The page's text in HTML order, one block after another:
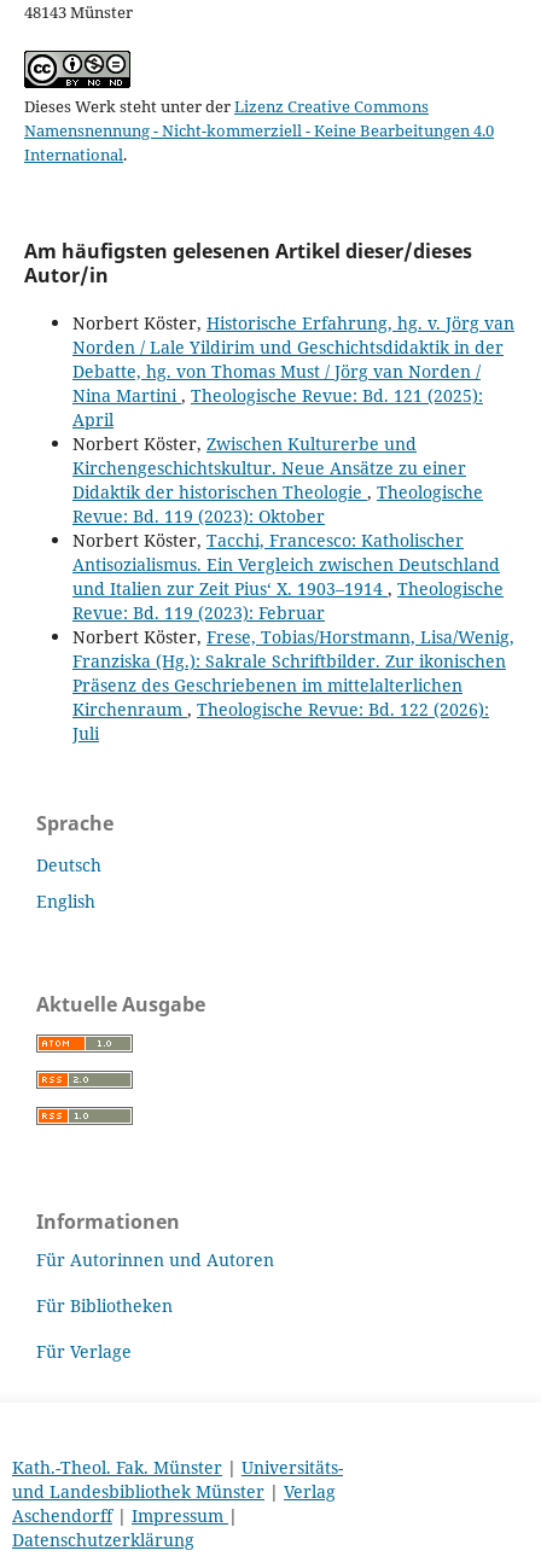
48143 Münster
Dieses Werk steht unter derLizenz Creative Commons
Namensnennung - Nicht-kommerziell - Keine Bearbeitungen 4.0
International.
Am häufigsten gelesenen Artikel dieser/dieses
Autor/in
Norbert Köster, Historische Erfahrung, hg. v. Jörg van
Norden / Lale Yildirim und Geschichtsdidaktik in der
Debatte, hg. von Thomas Must / Jörg van Norden /
Nina Martini, Theologische Revue: Bd. 121 (2025):
April
Norbert Köster, Zwischen Kulturerbe und
Kirchengeschichtskultur. Neue Ansätze zu einer
Didaktik der historischen Theologie , Theologische
Revue: Bd. 119 (2023): Oktober
Norbert Köster, Tacchi, Francesco: Katholischer
Antisozialismus. Ein Vergleich zwischen Deutschland
und Italien zur Zeit Pius‘ X. 1903–1914 , Theologische
Revue: Bd. 119 (2023): Februar
Norbert Köster, Frese, Tobias/Horstmann, Lisa/Wenig,
Franziska (Hg.): Sakrale Schriftbilder. Zur ikonischen
Präsenz des Geschriebenen im mittelalterlichen
Kirchenraum , Theologische Revue: Bd. 122 (2026):
Juli
Sprache
Deutsch
English
Aktuelle Ausgabe
Informationen
Für Autorinnen und Autoren
Für Bibliotheken
Für Verlage
Kath.-Theol. Fak. Münster| Universitäts-
und Landesbibliothek Münster| Verlag
Aschendorff| Impressum |
Datenschutzerklärung